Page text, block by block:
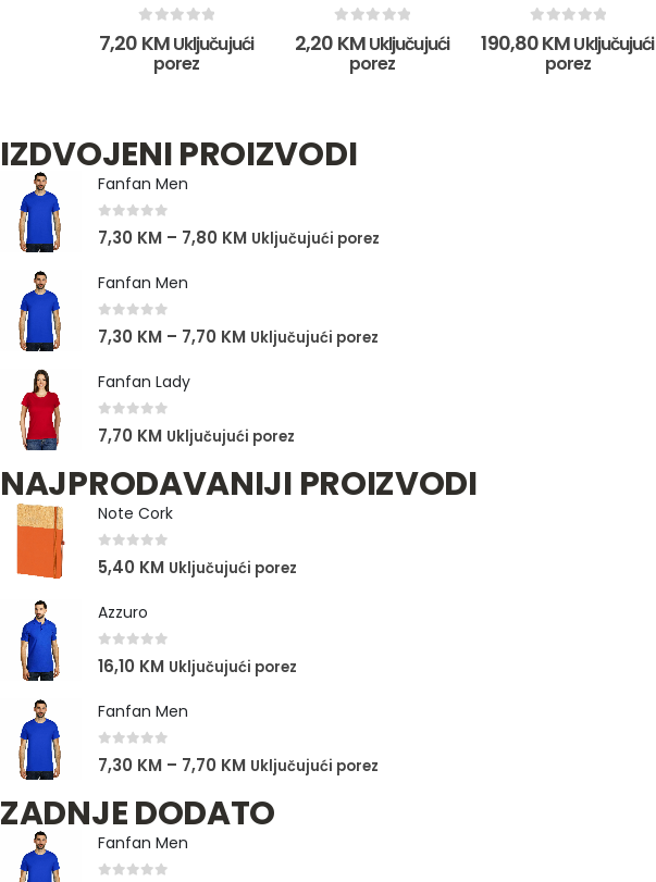
7,20 KMUključujući
porez
2,20 KMUključujući
porez
0
190,80KMUključujući
porez
IZDVOJENI PROIZVODI
Fanfan Men
0out of 5
7,30 KM – 7,80 KM Uključujući porez
Fanfan Men
0out of 5
7,30 KM – 7,70 KM Uključujući porez
Fanfan Lady
0out of 5
7,70 KM Uključujući porez
NAJPRODAVANIJI PROIZVODI
Note Cork
0out of 5
5,40 KM Uključujući porez
Azzuro
0out of 5
16,10 KM Uključujući porez
Fanfan Men
0out of 5
7,30 KM – 7,70 KM Uključujući porez
ZADNJE DODATO
Fanfan Men